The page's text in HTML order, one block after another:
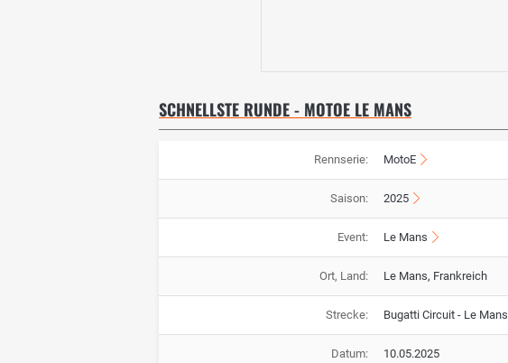
SCHNELLSTE RUNDE - MOTOE LE MANS
Rennserie: MotoE
Saison: 2025
Event: Le Mans
Ort, Land: Le Mans, Frankreich
Strecke: Bugatti Circuit - Le Mans
Datum: 10.05.2025